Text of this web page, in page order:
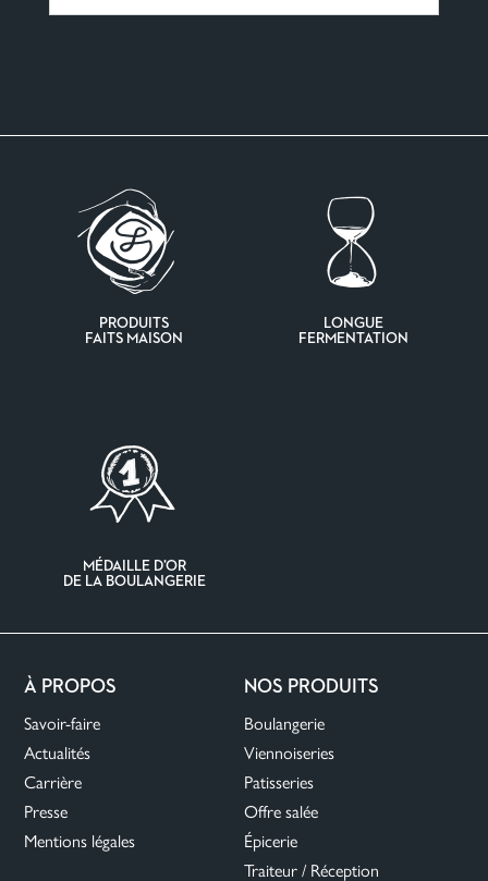
PRODUITS
FAITS MAISON
LONGUE
FERMENTATION
MÉDAILLE D’OR
DE LA BOULANGERIE
NOS PRODUITS
Boulangerie
Viennoiseries
Patisseries
Offre salée
Épicerie
Traiteur / Réception
À PROPOS
Savoir-faire
Actualités
Carrière
Presse
Mentions légales